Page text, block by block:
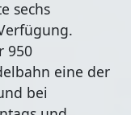
sechs
950
eine der
bei